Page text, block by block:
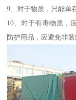
9、对于物质，只能单
10、对于有毒物质，
防护用品，应避免非